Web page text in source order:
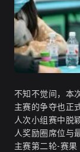
不知不觉间，本
主赛的争夺也正
人次小组赛中脱
人奖励圈席位与
主赛第二轮-赛果